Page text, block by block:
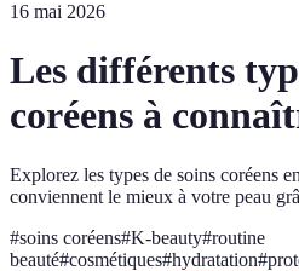
16 mai 2026
Les différents
coréens à
Explorez les types de soins coréens
conviennent le mieux à votre peau
#soins coréens#K-beauty#routine
beauté#cosmétiques#hydratation#